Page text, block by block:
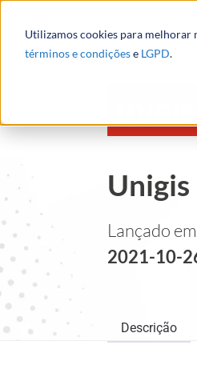
Utilizamos cookies para melhorar
términos e condiçõese LGPD.
Unigis
Lançado em
2021-10-
Descrição